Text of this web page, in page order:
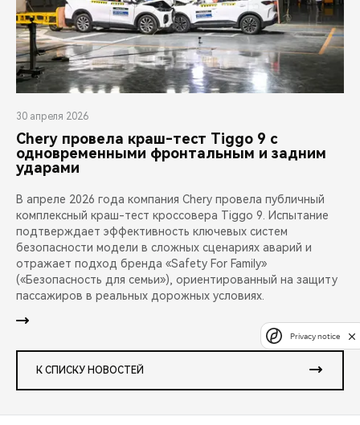
30 апреля 2026
Chery провела краш-тест Tiggo 9 с
одновременными фронтальным и задним
ударами
В апреле 2026 года компания Chery провела публичный
комплексный краш-тест кроссовера Tiggo 9. Испытание
подтверждает эффективность ключевых систем
безопасности модели в сложных сценариях аварий и
отражает подход бренда «Safety For Family»
(«Безопасность для семьи»), ориентированный на защиту
пассажиров в реальных дорожных условиях.
К СПИСКУ НОВОСТЕЙ
Privacy notice